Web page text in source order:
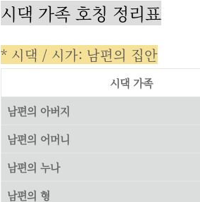
시댁 가족 호칭 정리표
* 시댁 / 시가: 남편의 집안
시댁 가족
남편의 아버지
남편의 어머니
남편의 누나
남편의 형